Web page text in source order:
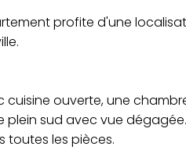
profite d'une
ouverte, une
plein sud avec vue
toutes les pièces.